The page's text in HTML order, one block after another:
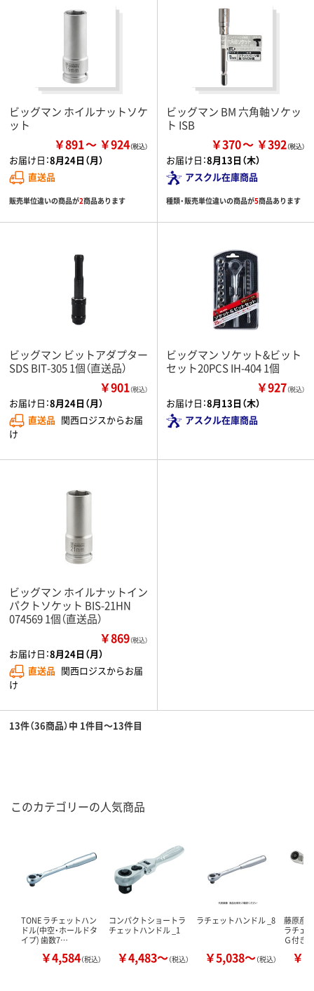
ビッグマン ホイルナットソケ
ット
￥891 ￥924
お届け日：8月24日（月）
直送品
販売単位違いの商品が2商品あります
ビッグマン BM 六角軸ソケッ
ト ISB
￥370 ￥392
お届け日：8月13日（木）
アスクル在庫商品
種類・販売単位違いの商品が5商品あります
ビッグマン ビットアダプター
SDS BIT-305 1個（直送品）
￥901（税込）
お届け日：8月24日（月）
直送品 関西ロジスからお届
け
ビッグマン ソケット&ビット
セット20PCS IH-404 1個
￥927（税込）
お届け日：8月13日（木）
アスクル在庫商品
ビッグマン ホイルナットイン
パクトソケット BIS-21HN
074569 1個（直送品）
￥869（税込）
お届け日：8月24日（月）
直送品 関西ロジスからお届
け
13件（36商品）中 1件目～13件目
このカテゴリーの人気商品
TONE ラチェットハン
ドル(中空・ホールドタ
イプ) 歯数7…
￥4,584（税込）
コンパクトショートラ
チェットハンドル _1
￥4,483～（税込）
ラチェットハンドル _8
￥5,038～（税込）
藤原
ラチェ
Ｇ付き
￥